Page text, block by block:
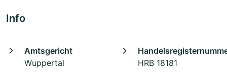
Info
Amtsgericht
Wuppertal
HRB 18181